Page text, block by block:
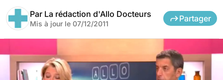
Par La rédaction d'Allo Docteurs
Mis à jour le 07/12/2011
Partager